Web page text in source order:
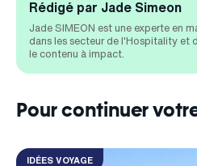
Rédigé par Jade Simeon
Jade SIMEON est une experte en
dans les secteur de l'Hospitality et
le contenu à impact.
Pour continuer
IDÉES VOYAGE